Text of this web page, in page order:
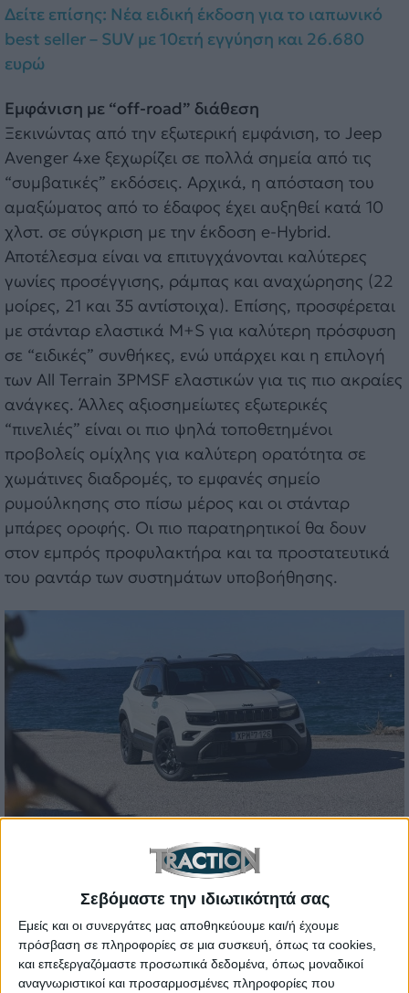
Σεβόμαστε την ιδιωτικότητά σας
Εμείς και οι συνεργάτες μας αποθηκεύουμε και/ή έχουμε
πρόσβαση σε πληροφορίες σε μια συσκευή, όπως τα cookies,
και επεξεργαζόμαστε προσωπικά δεδομένα, όπως μοναδικοί
αναγνωριστικοί και προσαρμοσμένες πληροφορίες που
Δείτε επίσης: Νέα ειδική έκδοση για το ιαπωνικό
best seller – SUV με 10ετή εγγύηση και 26.680
ευρώ
Εμφάνιση με “off-road” διάθεση
Ξεκινώντας από την εξωτερική εμφάνιση, το Jeep
Avenger 4xe ξεχωρίζει σε πολλά σημεία από τις
“συμβατικές” εκδόσεις. Αρχικά, η απόσταση του
αμαξώματος από το έδαφος έχει αυξηθεί κατά 10
χλστ. σε σύγκριση με την έκδοση e-Hybrid.
Αποτέλεσμα είναι να επιτυγχάνονται καλύτερες
γωνίες προσέγγισης, ράμπας και αναχώρησης (22
μοίρες, 21 και 35 αντίστοιχα). Επίσης, προσφέρεται
με στάνταρ ελαστικά M+S για καλύτερη πρόσφυση
σε “ειδικές” συνθήκες, ενώ υπάρχει και η επιλογή
των All Terrain 3PMSF ελαστικών για τις πιο ακραίες
ανάγκες. Άλλες αξιοσημείωτες εξωτερικές
“πινελιές” είναι οι πιο ψηλά τοποθετημένοι
προβολείς ομίχλης για καλύτερη ορατότητα σε
χωμάτινες διαδρομές, το εμφανές σημείο
ρυμούλκησης στο πίσω μέρος και οι στάνταρ
μπάρες οροφής. Οι πιο παρατηρητικοί θα δουν
στον εμπρός προφυλακτήρα και τα προστατευτικά
του ραντάρ των συστημάτων υποβοήθησης.
Υβριδική τεχνολογία και τετρακίνηση
Μπορεί το “4xe” να έχει ταυτιστεί με Plug-In
υβριδικά συστήματα της Jeep, ωστόσο στην
προκειμένη περίπτωση δεν ισχύει κάτι τέτοιο,
καθώς εδώ έχουμε ένα υβριδικό σύστημα 48V.